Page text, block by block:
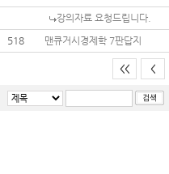
강의자료 요청드립니다.
518
맨큐거시경제학 7판답지
<< <